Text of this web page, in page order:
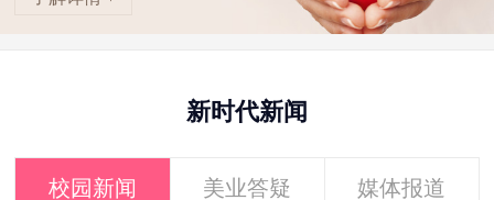
新时代新闻
校园新闻 美业答疑 媒体报道